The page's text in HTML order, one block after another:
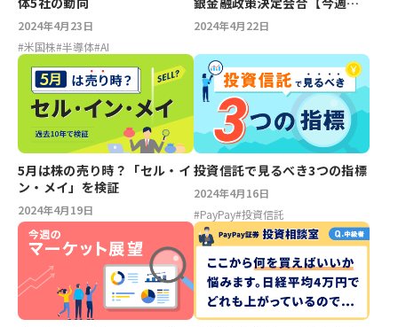
2024年4月23日
#米国株#半導体#AI
マーケット展望】
2024年4月22日
5月は株の売り時？「セル・イ
ン・メイ」を検証
2024年4月19日
投資信託で見るべき3つの指標
2024年4月16日
#PayPay#投資信託